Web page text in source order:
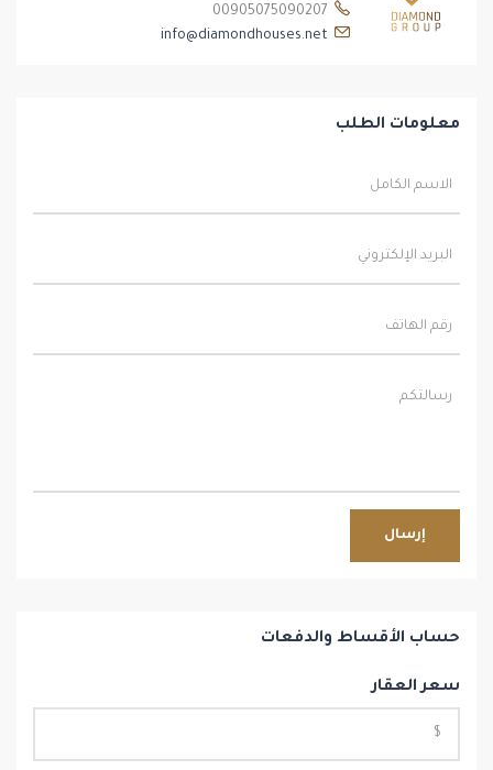
info@diamondhouses.net
معلومات الطلب
إرسال
حساب الأقساط والدفعات
سعر العقار